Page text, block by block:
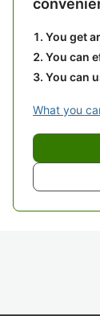
You get
You can
You can
What you